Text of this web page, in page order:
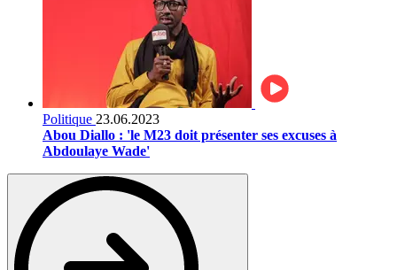
Politique 23.06.2023
Abou Diallo : 'le M23 doit présenter ses excuses à
Abdoulaye Wade'